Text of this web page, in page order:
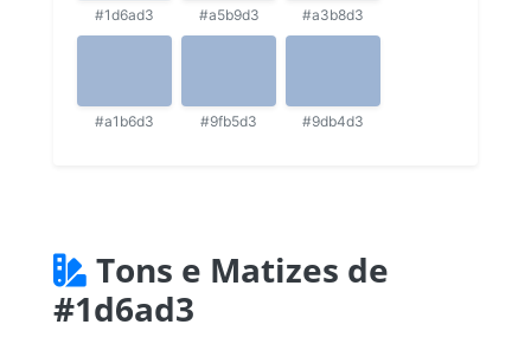
#1d6ad3 #a5b9d3 #a3b8d3
#a1b6d3 #9fb5d3 #9db4d3
Tons e Matizes de
#1d6ad3